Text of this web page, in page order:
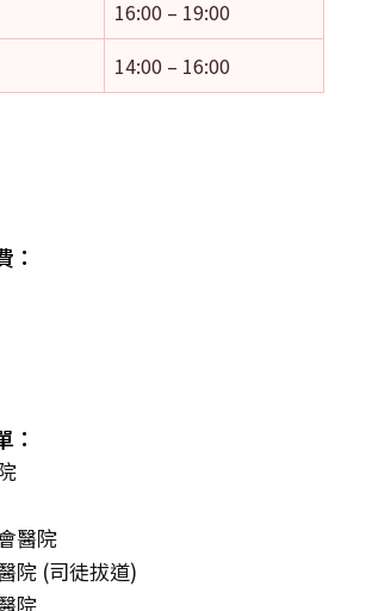
16:00 – 19:00
14:00 – 16:00
：
：
醫院
院 (司徒拔道)
院